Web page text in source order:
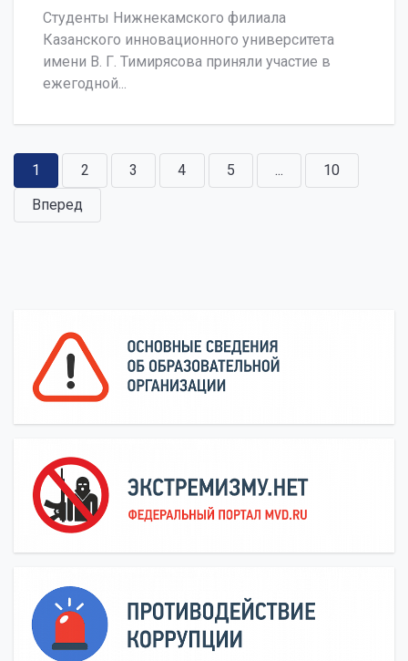
Студенты Нижнекамского филиала
Казанского инновационного университета
имени В. Г. Тимирясова приняли участие в
ежегодной...
1 2 3 4 5 ...
10
Вперед